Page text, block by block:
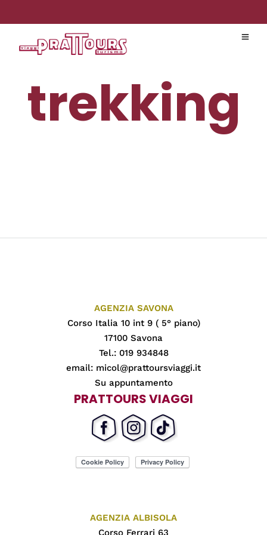
trekking
AGENZIA SAVONA
Corso Italia 10 int 9 ( 5° piano)
17100 Savona
Tel.: 019 934848
email: micol@prattoursviaggi.it
Su appuntamento
PRATTOURS VIAGGI
AGENZIA ALBISOLA
Corso Ferrari 63